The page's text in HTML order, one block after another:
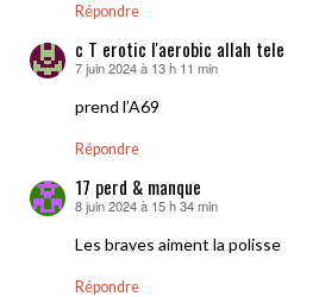
Répondre
c T erotic l'aerobic allah tele
dit :
7 juin 2024 à 13 h 11 min
prend l’A69
Répondre
17 perd & manque
dit :
8 juin 2024 à 15 h 34 min
Les braves aiment la polisse
Répondre